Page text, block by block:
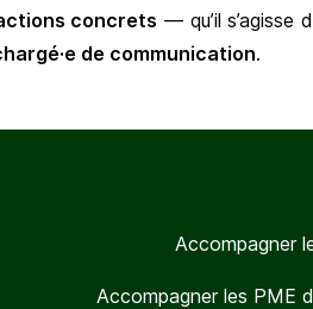
concrets — qu’il s’agisse
de communication.
Accompagner
Accompagner les PME